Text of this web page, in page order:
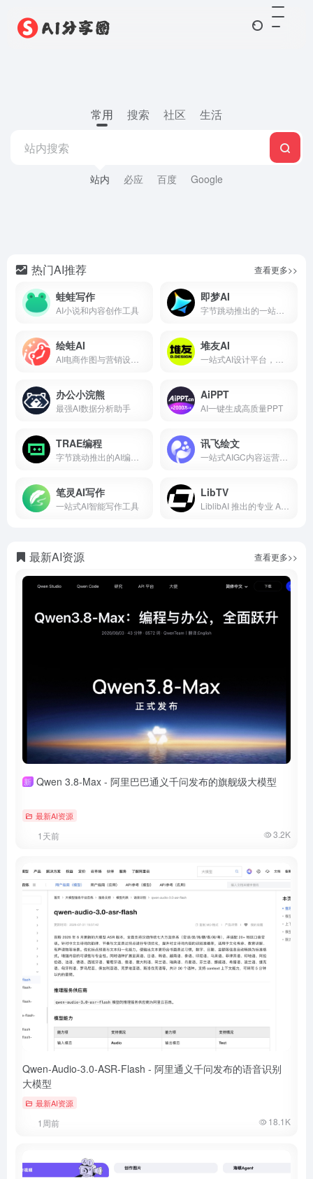
常用 搜索 社区 生活
站内 必应 百度 Google
热门AI推荐 查看更多>>
蛙蛙写作
AI小说和内容创作工具
即梦AI
绘蛙AI 堆友AI
办公小浣熊
最强AI数据分析助手
AiPPT
AI一键生成高质量PPT
TRAE编程 讯飞绘文
笔灵AI写作
一站式AI智能写作工具
LibTV
最新AI资源 查看更多>>
新 Qwen 3.8-Max - 阿里巴巴通义千问发布的旗舰级大模型
最新AI资源
1天前 3.2K
Qwen-Audio-3.0-ASR-Flash - 阿里通义千问发布的语音识别
大模型
最新AI资源
1周前 18.1K